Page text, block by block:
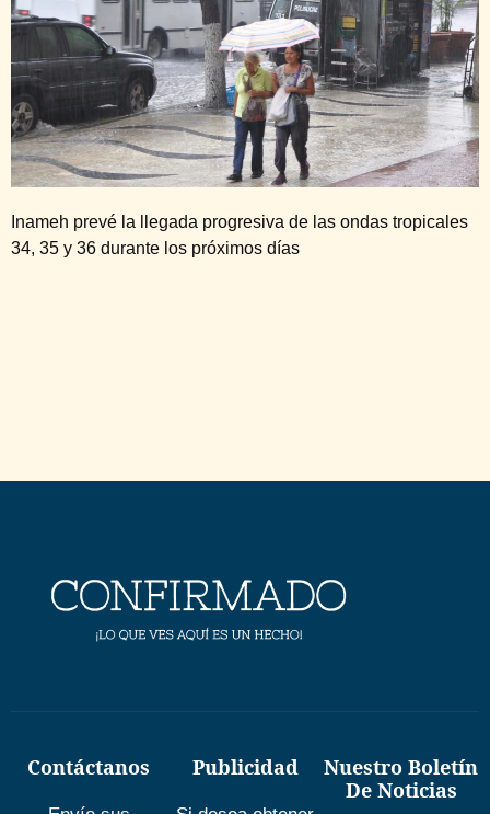
Inameh prevé la llegada progresiva de las ondas tropicales
34, 35 y 36 durante los próximos días
Contáctanos Publicidad
Nuestro Boletín
De Noticias